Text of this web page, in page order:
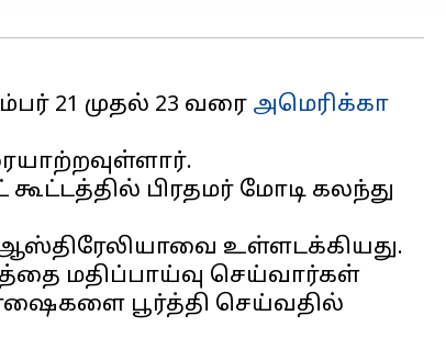
21 முதல் 23 வரை அமெரிக்கா
பிரதமர் மோடி கலந்து
ஆஸ்திரேலியாவை உள்ளடக்கியது.
மதிப்பாய்வு செய்வார்கள்
பூர்த்தி செய்வதில்